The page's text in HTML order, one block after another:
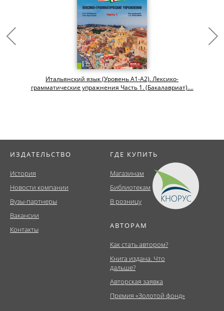
Итальянский язык (Уровень А1-А2). Лексико-
грамматические упражнения Часть 1. (Бакалавриат)....
ИЗДАТЕЛЬСТВО
История
Новости компании
Вузы-партнеры
Вакансии
Контакты
ГДЕ КУПИТЬ
Магазинам
Библиотекам
В розницу
АВТОРАМ
Как стать автором?
Книга издана. Что
дальше?
Авторская заявка
Премия «Золотой фонд»